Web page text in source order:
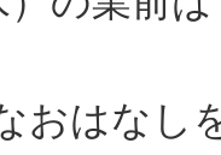
おはなし